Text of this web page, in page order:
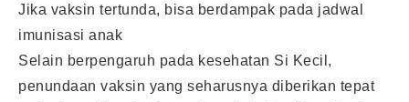
Jika vaksin tertunda, bisa berdampak pada jadwal
imunisasi anak
Selain berpengaruh pada kesehatan Si Kecil,
penundaan vaksin yang seharusnya diberikan tepat